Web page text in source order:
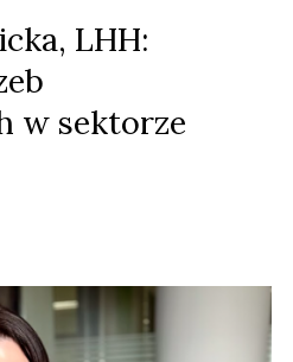
LHH:
w sektorze